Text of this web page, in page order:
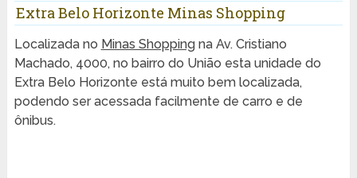
Extra Belo Horizonte Minas Shopping
Localizada no Minas Shoppingna Av. Cristiano
Machado, 4000, no bairro do União esta unidade do
Extra Belo Horizonte está muito bem localizada,
podendo ser acessada facilmente de carro e de
ônibus.